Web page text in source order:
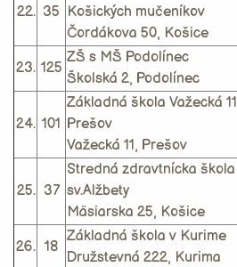
22. 35 Košických mučeníkov
Čordákova 50, Košice
23. 125
ZŠ s MŠ Podolínec
Školská 2, Podolínec
24. 101
Základná škola Važecká 11
Prešov
Važecká 11, Prešov
25. 37
Stredná zdravtnícka škola
sv.Alžbety
Mäsiarska 25, Košice
26. 18
Základná škola v Kurime
Družstevná 222, Kurima